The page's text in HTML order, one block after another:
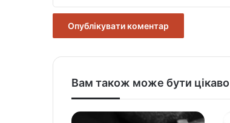
Вам також може бути цікаво